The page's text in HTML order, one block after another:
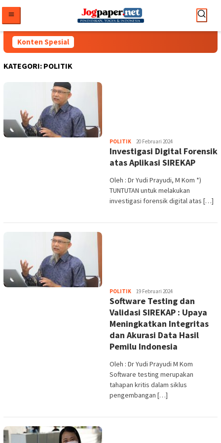
konten
Konten Spesial
KATEGORI: POLITIK
POLITIKHeri
Purwata
20 Februari 2024
Investigasi Digital Forensik
atas Aplikasi SIREKAP
Oleh : Dr Yudi Prayudi, M Kom *)
TUNTUTAN untuk melakukan
investigasi forensik digital atas […]
POLITIKHeri
Purwata
19 Februari 2024
Software Testing dan
Validasi SIREKAP : Upaya
Meningkatkan Integritas
dan Akurasi Data Hasil
Pemilu Indonesia
Oleh : Dr Yudi Prayudi M Kom
Software testing merupakan
tahapan kritis dalam siklus
pengembangan […]